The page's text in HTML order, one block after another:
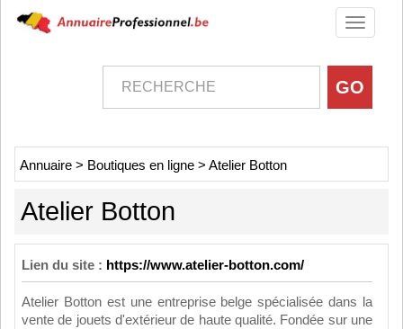
Toggle
Annuaire > Boutiques en ligne > Atelier Botton
Atelier Botton
Lien du site : https://www.atelier-botton.com/
Atelier Botton est une entreprise belge spécialisée dans la
vente de jouets d'extérieur de haute qualité. Fondée sur une